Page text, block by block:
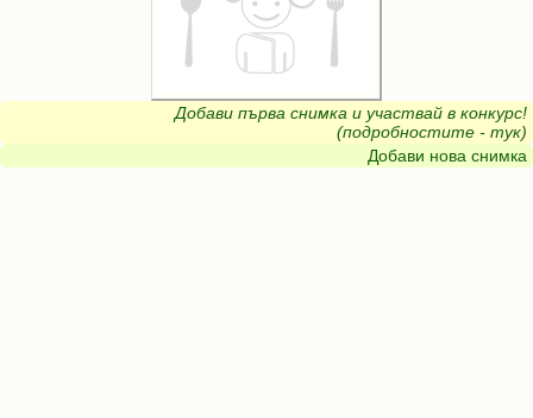
Добави първа снимка и участвай в конкурс!
(подробностите - тук)
Добави нова снимка